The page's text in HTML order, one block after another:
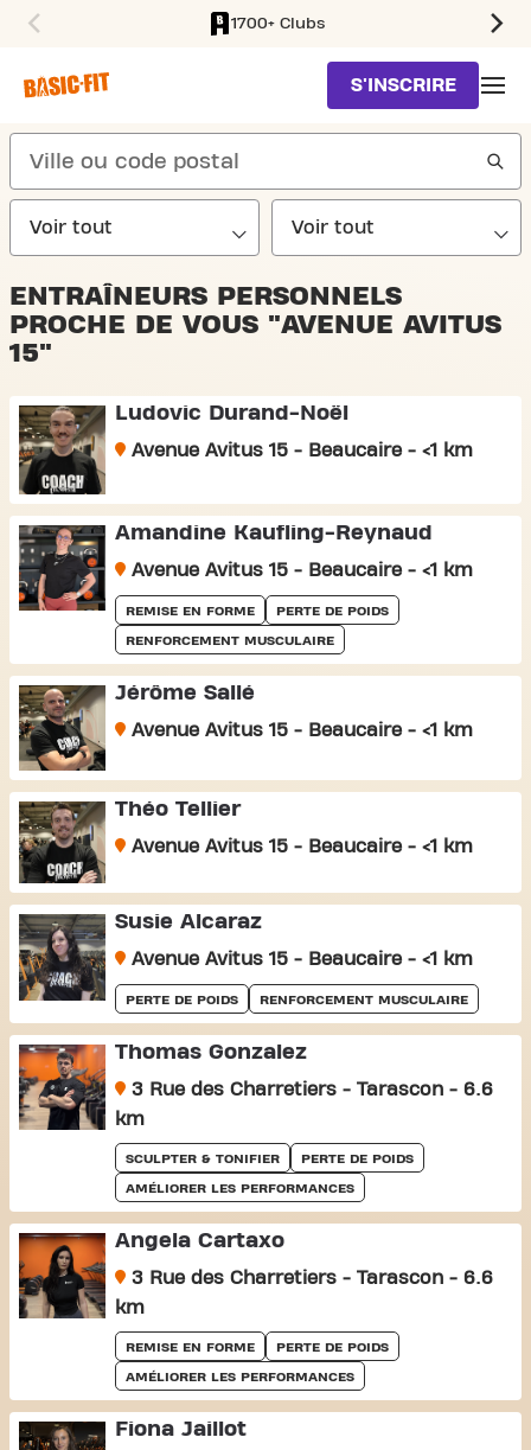
1700+ Clubs
S'INSCRIRE
search
ENTRAÎNEURS PERSONNELS
PROCHE DE VOUS "AVENUE AVITUS
15"
Ludovic Durand-Noël
Avenue Avitus 15 - Beaucaire - <1 km
Amandine Kaufling-Reynaud
Avenue Avitus 15 - Beaucaire - <1 km
REMISE EN FORME PERTE DE POIDS
RENFORCEMENT MUSCULAIRE
Jérôme Sallé
Avenue Avitus 15 - Beaucaire - <1 km
Théo Tellier
Avenue Avitus 15 - Beaucaire - <1 km
Susie Alcaraz
Avenue Avitus 15 - Beaucaire - <1 km
PERTE DE POIDS RENFORCEMENT MUSCULAIRE
Thomas Gonzalez
3 Rue des Charretiers - Tarascon - 6.6
km
SCULPTER & TONIFIER PERTE DE POIDS
AMÉLIORER LES PERFORMANCES
Angela Cartaxo
3 Rue des Charretiers - Tarascon - 6.6
km
REMISE EN FORME PERTE DE POIDS
AMÉLIORER LES PERFORMANCES
Fiona Jaillot